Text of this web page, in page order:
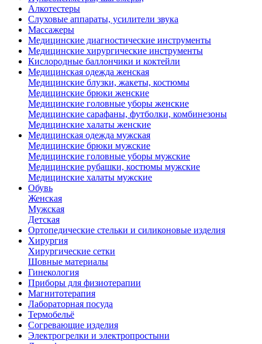
Алкотестеры
Слуховые аппараты, усилители звука
Массажеры
Медицинские диагностические инструменты
Медицинские хирургические инструменты
Кислородные баллончики и коктейли
Медицинская одежда женская
Медицинские блузки, жакеты, костюмы
Медицинские брюки женские
Медицинские головные уборы женские
Медицинские сарафаны, футболки, комбинезоны
Медицинские халаты женские
Медицинская одежда мужская
Медицинские брюки мужские
Медицинские головные уборы мужские
Медицинские рубашки, костюмы мужские
Медицинские халаты мужские
Обувь
Женская
Мужская
Детская
Ортопедические стельки и силиконовые изделия
Хирургия
Хирургические сетки
Шовные материалы
Гинекология
Приборы для физиотерапии
Магнитотерапия
Лабораторная посуда
Термобельё
Согревающие изделия
Электрогрелки и электропростыни